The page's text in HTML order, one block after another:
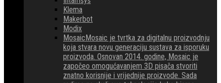
Klema
Makerbot
Modix
MosaicMosaic je tvrtka za digitalnu proizvodnju
koja stvara novu generaciju sustava za isporuku
proizvoda. Osnovan 2014. godine, Mosaic je
započeo omogućavanjem 3D pisača stvoriti
znatno korisnije i vrijednije proizvode. Sada